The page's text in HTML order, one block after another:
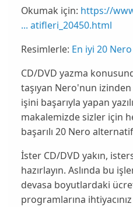
Okumak için: https://
... atifleri_20450.html
Resimlerle: En iyi 20
CD/DVD yazma
taşıyan Nero'nun
işini başarıyla yapan
makalemizde sizler için
başarılı 20 Nero
İster CD/DVD yakın,
hazırlayın. Aslında bu
devasa boyutlardaki
programlarına